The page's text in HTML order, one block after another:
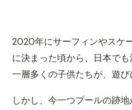
2020年にサーフィンやスケ
に決まった頃から、日本で
一層多くの子供たちが、遊び
しかし、今一つプールの跡